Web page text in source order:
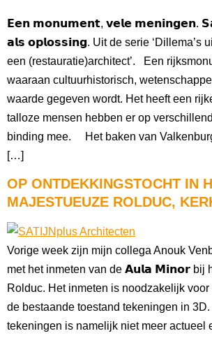
𝗘𝗲𝗻 𝗺𝗼𝗻𝘂𝗺𝗲𝗻𝘁, 𝘃𝗲𝗹𝗲 𝗺𝗲𝗻𝗶𝗻𝗴𝗲𝗻.
𝗮𝗹𝘀 𝗼𝗽𝗹𝗼𝘀𝘀𝗶𝗻𝗴. Uit de serie ‘Dillema’s
een (restauratie)architect’. Een
waaraan cultuurhistorisch,
waarde gegeven wordt. Het heeft een
talloze mensen hebben er op
binding mee. Het baken van
[…]
OP ONTDEKKINGSTOCHT IN
MAJESTUEUZE ROLDUC,
Vorige week zijn mijn collega Anouk
met het inmeten van de 𝗔𝘂𝗹𝗮 𝗠𝗶𝗻𝗼𝗿 bij
Rolduc. Het inmeten is noodzakelijk voor
de bestaande toestand tekeningen in
tekeningen is namelijk niet meer actueel